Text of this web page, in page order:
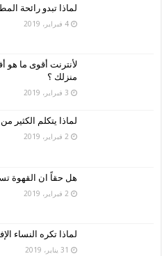
لماذا تبدو رائحة
4 فبراير، 2019
لأنترنت أقوى ما هو
منزلك ؟
3 فبراير، 2019
لماذا يتكلم الكثير
2 فبراير، 2019
هل حقاً ان القهوة
2 فبراير، 2019
لماذا تكره النساء
31 يناير، 2019